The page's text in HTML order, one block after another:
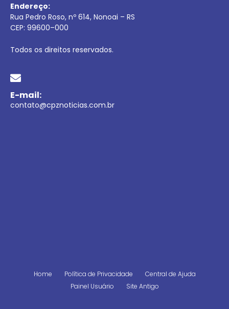
Endereço:
Rua Pedro Roso, nº 614, Nonoai – RS
CEP: 99600–000
Todos os direitos reservados.
E-mail:
contato@cpznoticias.com.br
Home Política de Privacidade
Central de Ajuda
Painel Usuário
Site Antigo